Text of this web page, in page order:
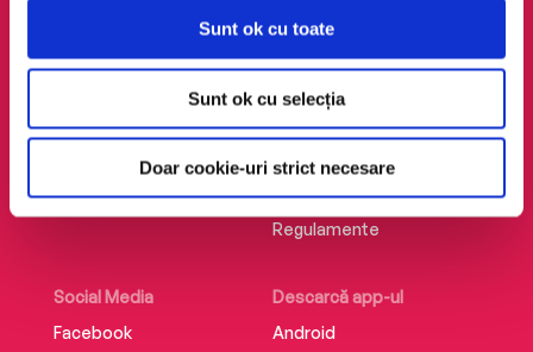
Sunt ok cu toate
Sunt ok cu selecția
Doar cookie-uri strict necesare
Creează un cont
Cum funcționează
Retragere din comandă
Social Media
Facebook
Descarcă app-ul
Android
Politica de
Termeni și condiții
Regulamente